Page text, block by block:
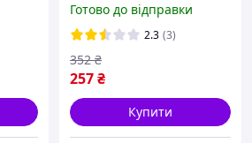
Готово до відправки
2.3 (3)
257₴
352 ₴
Купити